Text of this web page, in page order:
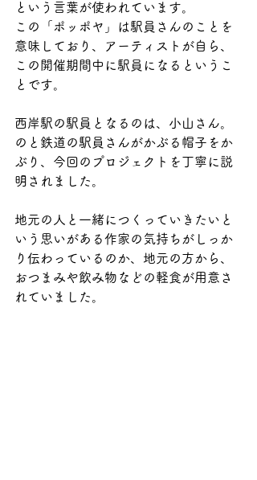
という言葉が使われています。
この「ポッポヤ」は駅員さんのことを
意味しており、アーティストが自ら、
この開催期間中に駅員になるというこ
とです。
西岸駅の駅員となるのは、小山さん。
のと鉄道の駅員さんがかぶる帽子をか
ぶり、今回のプロジェクトを丁寧に説
明されました。
地元の人と一緒につくっていきたいと
いう思いがある作家の気持ちがしっか
り伝わっているのか、地元の方から、
おつまみや飲み物などの軽食が用意さ
れていました。